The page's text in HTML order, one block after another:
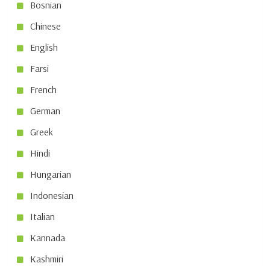
Bosnian
Chinese
English
Farsi
French
German
Greek
Hindi
Hungarian
Indonesian
Italian
Kannada
Kashmiri